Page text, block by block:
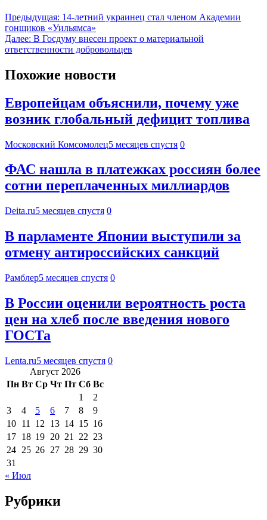
Предыдущая: 14-летний украинец стал членом Академии
гонщиков «Уильямса»
Далее: В Госдуму внесен проект о материальной
ответственности добровольцев
Похожие новости
Европейцам объяснили, почему уже
возник глобальный дефицит топлива
Московский Комсомолец5 месяцев спустя 0
ФАС нашла в платежках россиян более
сотни переплаченных миллиардов
Deita.ru5 месяцев спустя 0
В парламенте Японии выступили за
отмену антироссийских санкций
Рамблер5 месяцев спустя 0
В России оценили вероятность роста
цен на хлеб после введения нового
ГОСТа
Lenta.ru5 месяцев спустя 0
Август 2026
Пн Вт Ср Чт Пт Сб Вс
1
2
3
4 5 6 7 8
9
10 11 12 13 14 15 16
17 18 19 20 21 22 23
24 25 26 27 28 29 30
31
« Июл
Рубрики